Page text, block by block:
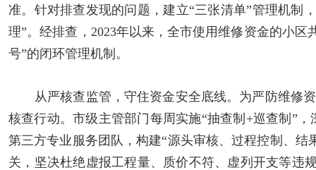
准。针对排查发现的问题，建立“三张清单”管理机制
理”。经排查，2023年以来，全市使用维修资金的小
号”的闭环管理机制。
从严核查监管，守住资金安全底线。为严防维修
核查行动。市级主管部门每周实施“抽查制+巡查制”
第三方专业服务团队，构建“源头审核、过程控制、结
关，坚决杜绝虚报工程量、质价不符、虚列开支等违